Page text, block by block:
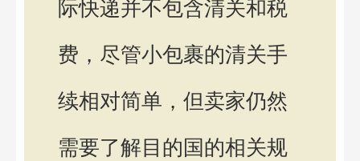
际快递并不包含清关和税
费，尽管小包裹的清关手
续相对简单，但卖家仍然
需要了解目的国的相关规